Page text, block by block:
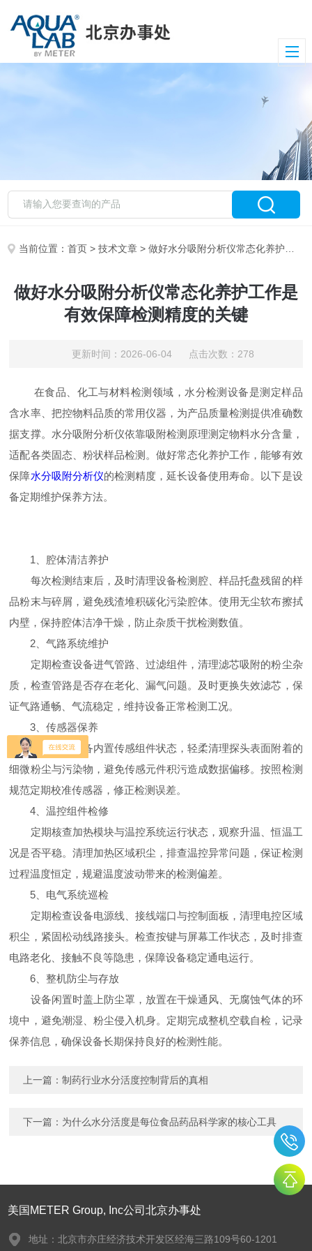
当前位置：首页 >技术文章 > 做好水分吸附分析仪常态化养护工作是有效保障检测精度的关键
做好水分吸附分析仪常态化养护工作是
有效保障检测精度的关键
更新时间：2026-06-04 点击次数：278
在食品、化工与材料检测领域，水分检测设备是测定样品
含水率、把控物料品质的常用仪器，为产品质量检测提供准确数
据支撑。水分吸附分析仪依靠吸附检测原理测定物料水分含量，
适配各类固态、粉状样品检测。做好常态化养护工作，能够有效
保障水分吸附分析仪的检测精度，延长设备使用寿命。以下是设
备定期维护保养方法。
1、腔体清洁养护
每次检测结束后，及时清理设备检测腔、样品托盘残留的样
品粉末与碎屑，避免残渣堆积碳化污染腔体。使用无尘软布擦拭
内壁，保持腔体洁净干燥，防止杂质干扰检测数值。
2、气路系统维护
定期检查设备进气管路、过滤组件，清理滤芯吸附的粉尘杂
质，检查管路是否存在老化、漏气问题。及时更换失效滤芯，保
证气路通畅、气流稳定，维持设备正常检测工况。
3、传感器保养
定期检查设备内置传感组件状态，轻柔清理探头表面附着的
细微粉尘与污染物，避免传感元件积污造成数据偏移。按照检测
规范定期校准传感器，修正检测误差。
4、温控组件检修
定期核查加热模块与温控系统运行状态，观察升温、恒温工
况是否平稳。清理加热区域积尘，排查温控异常问题，保证检测
过程温度恒定，规避温度波动带来的检测偏差。
5、电气系统巡检
定期检查设备电源线、接线端口与控制面板，清理电控区域
积尘，紧固松动线路接头。检查按键与屏幕工作状态，及时排查
电路老化、接触不良等隐患，保障设备稳定通电运行。
6、整机防尘与存放
设备闲置时盖上防尘罩，放置在干燥通风、无腐蚀气体的环
境中，避免潮湿、粉尘侵入机身。定期完成整机空载自检，记录
保养信息，确保设备长期保持良好的检测性能。
上一篇：制药行业水分活度控制背后的真相
下一篇： 为什么水分活度是每位食品药品科学家的核心工具
美国METER Group, Inc公司北京办事处
地址：北京市亦庄经济技术开发区经海三路109号60-1201